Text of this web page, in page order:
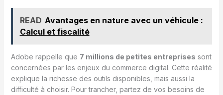
READ Avantages en nature avec un véhicule :
Calcul et fiscalité
Adobe rappelle que 7 millions de petites entreprises sont
concernées par les enjeux du commerce digital. Cette réalité
explique la richesse des outils disponibles, mais aussi la
difficulté à choisir. Pour trancher, partez de vos besoins de